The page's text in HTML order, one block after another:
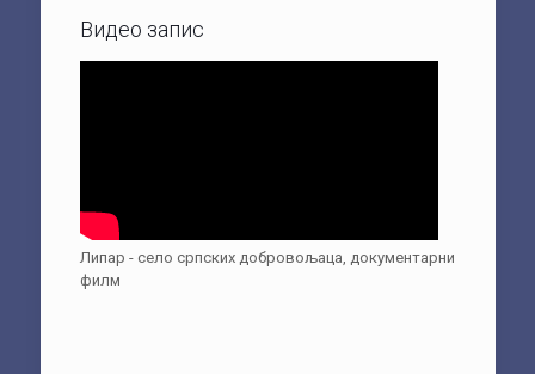
Видео запис
Липар - село српских добровољаца, документарни
филм